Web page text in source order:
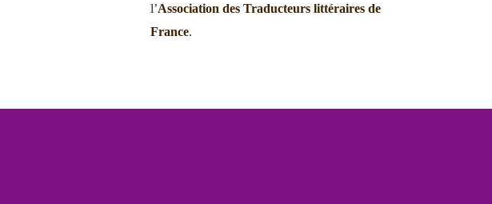
l’Association des Traducteurs littéraires de
France.